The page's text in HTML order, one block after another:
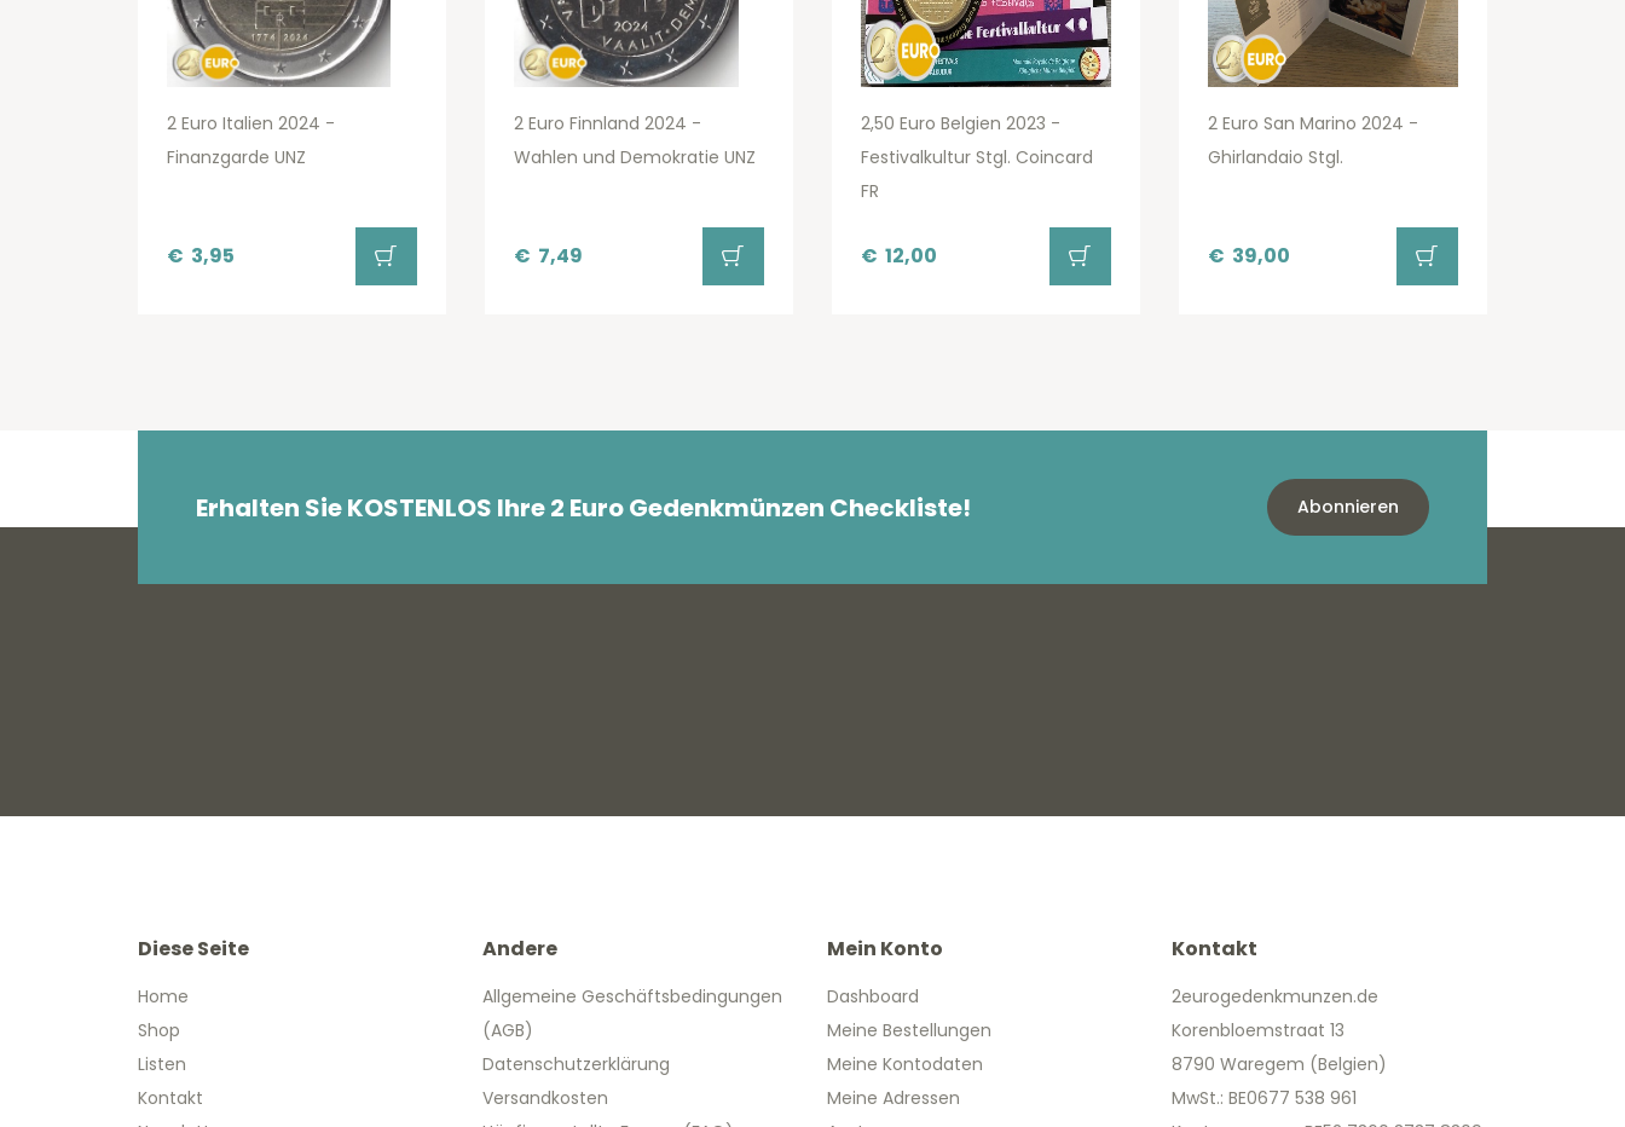
2 Euro Italien 2024 -
Finanzgarde UNZ
€ 3,95
2 Euro Finnland 2024 -
Wahlen und Demokratie UNZ
€ 7,49
2,50 Euro Belgien 2023 -
Festivalkultur Stgl. Coincard
FR
€ 12,00
2 Euro San Marino 2024 -
Ghirlandaio Stgl.
€ 39,00
Erhalten Sie KOSTENLOS Ihre 2 Euro Gedenkmünzen Checkliste! Abonnieren
Diese Seite
Home
Shop
Listen
Kontakt
Andere
Allgemeine Geschäftsbedingungen
(AGB)
Datenschutzerklärung
Versandkosten
Mein Konto
Dashboard
Meine Bestellungen
Meine Kontodaten
Meine Adressen
Kontakt
2eurogedenkmunzen.de
Korenbloemstraat 13
8790 Waregem (Belgien)
MwSt.: BE0677 538 961